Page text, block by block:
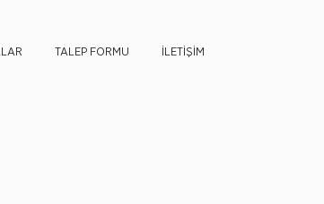
TALEP FORMU İLETİŞİM